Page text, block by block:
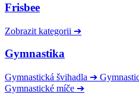
Frisbee
Zobrazit kategorii ➔
Gymnastika
Gymnastická švihadla ➔
Gymnastické míče ➔